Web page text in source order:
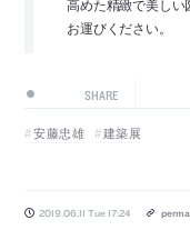
高めた精緻で美しい
お運びください。
SHARE
安藤忠雄 建築展
2019.06.11 Tue 17:24